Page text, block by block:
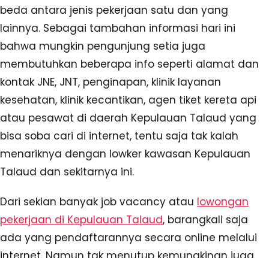
beda antara jenis pekerjaan satu dan yang
lainnya. Sebagai tambahan informasi hari ini
bahwa mungkin pengunjung setia juga
membutuhkan beberapa info seperti alamat dan
kontak JNE, JNT, penginapan, klinik layanan
kesehatan, klinik kecantikan, agen tiket kereta api
atau pesawat di daerah Kepulauan Talaud yang
bisa soba cari di internet, tentu saja tak kalah
menariknya dengan lowker kawasan Kepulauan
Talaud dan sekitarnya ini.
Dari sekian banyak job vacancy atau lowongan
pekerjaan di Kepulauan Talaud, barangkali saja
ada yang pendaftarannya secara online melalui